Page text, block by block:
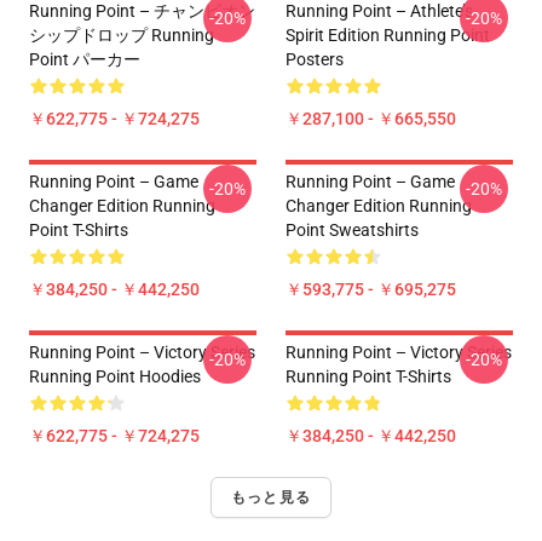
Running Point – チャンピオン
シップドロップ Running
Point パーカー
￥622,775 - ￥724,275
-20%
Running Point – Athlete’s
Spirit Edition Running Point
Posters
￥287,100 - ￥665,550
-20%
Running Point – Game
Changer Edition Running
Point T-Shirts
￥384,250 - ￥442,250
-20%
Running Point – Game
Changer Edition Running
Point Sweatshirts
￥593,775 - ￥695,275
-20%
Running Point – Victory Series
Running Point Hoodies
￥622,775 - ￥724,275
-20%
Running Point – Victory Series
Running Point T-Shirts
￥384,250 - ￥442,250
-20%
もっと見る